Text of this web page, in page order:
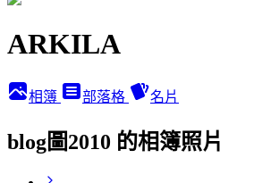
ARKILA
相簿 部落格 名片
blog圖2010 的相簿照片